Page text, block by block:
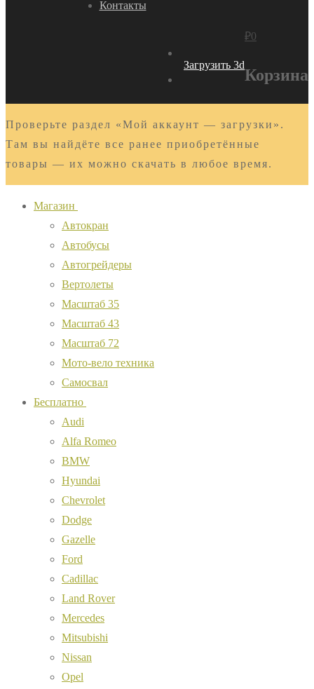
Контакты
Загрузить 3d
₽0
Корзина
Проверьте раздел «Мой аккаунт — загрузки».
Там вы найдёте все ранее приобретённые
товары — их можно скачать в любое время.
Магазин
Автокран
Автобусы
Автогрейдеры
Вертолеты
Масштаб 35
Масштаб 43
Масштаб 72
Мото-вело техника
Самосвал
Бесплатно
Audi
Alfa Romeo
BMW
Hyundai
Chevrolet
Dodge
Gazelle
Ford
Cadillac
Land Rover
Mercedes
Mitsubishi
Nissan
Opel